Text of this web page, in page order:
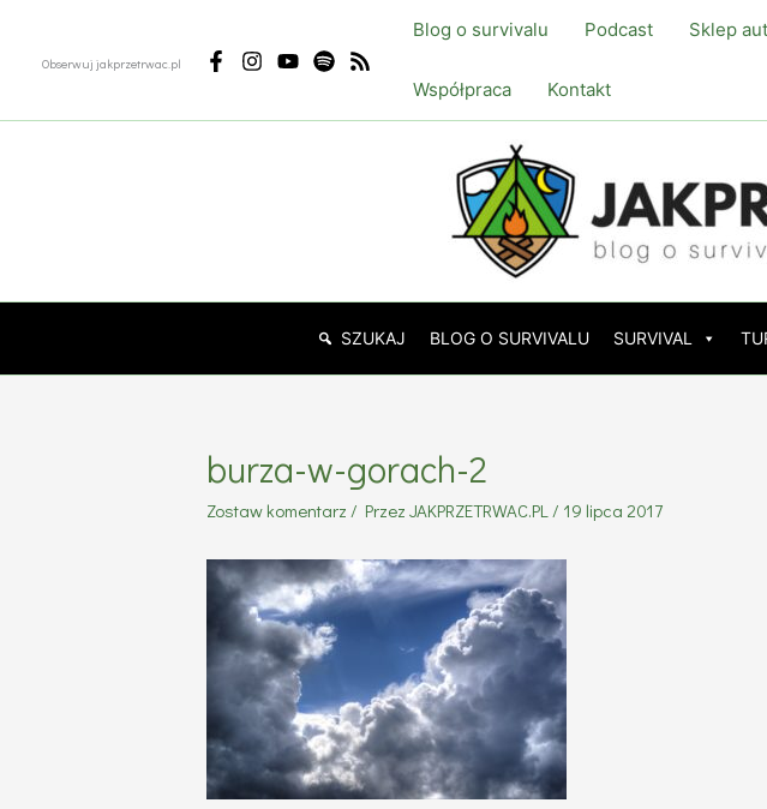
Obserwuj jakprzetrwac.pl
Blog o survivalu Podcast Sklep
Współpraca Kontakt
BLOG O SURVIVALU SURVIVAL
SZUKAJ
burza-w-gorach-2
Zostaw komentarz / Przez JAKPRZETRWAC.PL/ 19 lipca 2017